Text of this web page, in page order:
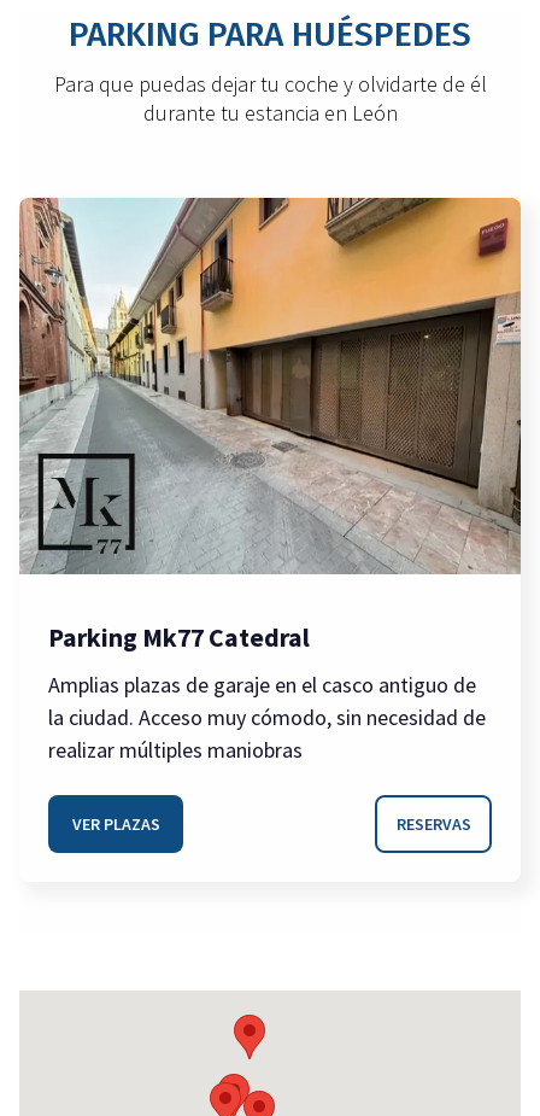
PARKING PARA HUÉSPEDES
Para que puedas dejar tu coche y olvidarte de él
durante tu estancia en León
Parking Mk77 Catedral
Amplias plazas de garaje en el casco antiguo de
la ciudad. Acceso muy cómodo, sin necesidad de
realizar múltiples maniobras
VER PLAZAS RESERVAS